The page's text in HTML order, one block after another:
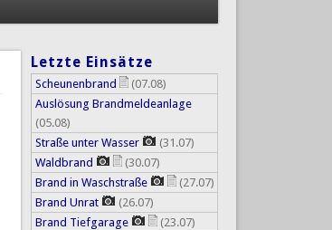
Letzte Einsätze
Scheunenbrand
(07.08)
Auslösung Brandmeldeanlage
(05.08)
Straße unter Wasser
(31.07)
Waldbrand
(30.07)
Brand in Waschstraße
(27.07)
Brand Unrat
(26.07)
Brand Tiefgarage
(23.07)